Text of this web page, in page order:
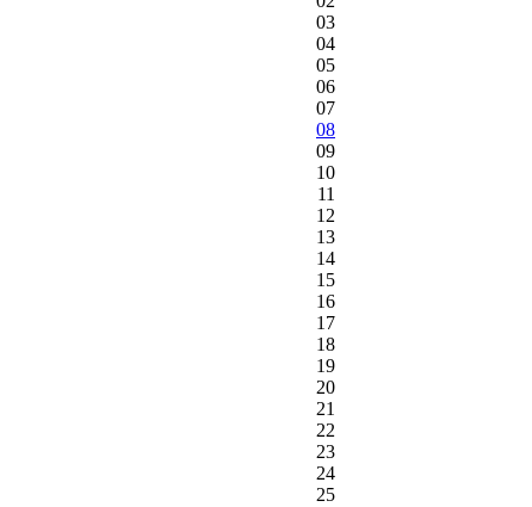
03
04
05
06
07
08
09
10
11
12
13
14
15
16
17
18
19
20
21
22
23
24
25